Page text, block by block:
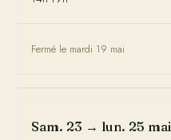
Fermé le mardi 19 mai
Sam. 23 → lun. 25 mai